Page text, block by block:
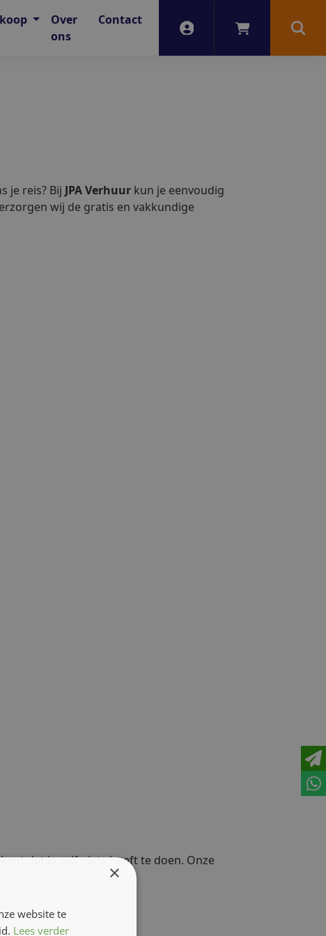
Account Winkelwagen
Over
ons
Contact
je reis? Bij JPA Verhuur kun je eenvoudig
wij de gratis en vakkundige
dat je zelf niets hoeft te doen. Onze
×
website te
Lees verder